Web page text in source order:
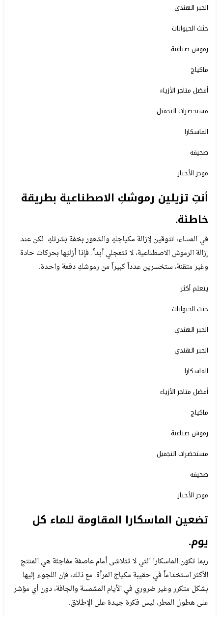
الحبر الهندي
جثث الحيوانات
رموش صناعية
ماكياج
أفضل متاجر الأزياء
مستحضرات التجميل
الماسكارا
صحيفة
موجز الأخبار
أنتِ تزيلين رموشكِ الاصطناعية بطريقة
خاطئة.
في المساء، تتوقين لإزالة مكياجكِ والشعور بخفة بشرتكِ. لكن عند
إزالة الرموش الاصطناعية، لا تتعجلي أبداً. فإذا أزلتِها بحركات حادة
وغير متقنة، ستخسرين عدداً كبيراً من رموشكِ دفعة واحدة.
يتعلم أكثر
جثث الحيوانات
الحبر الهندي
الحبر الهندي
الماسكارا
أفضل متاجر الأزياء
ماكياج
رموش صناعية
مستحضرات التجميل
صحيفة
موجز الأخبار
تضعين الماسكارا المقاومة للماء كل
يوم.
ربما تكون الماسكارا التي لا تتلاشى أمام عاصفة مفاجئة هي المنتج
الأكثر استخداماً في حقيبة مكياج المرأة. مع ذلك، فإن اللجوء إليها
بشكل متكرر وغير ضروري في الأيام المشمسة والجافة، دون أي مؤشر
على هطول المطر، ليس فكرة جيدة على الإطلاق.